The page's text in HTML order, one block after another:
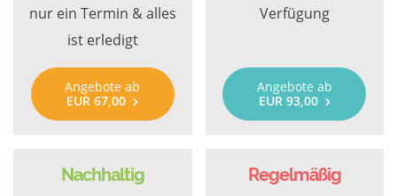
nur ein Termin & alles
ist erledigt
Angebote ab
EUR 67,00
Verfügung
Angebote ab
EUR 93,00
Nachhaltig Regelmäßig